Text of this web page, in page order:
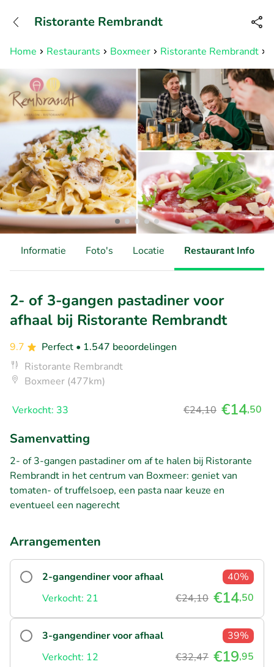
Bereikbaar tot 23:00 uur
Home Restaurants Boxmeer Ristorante Rembrandt
Ristorante Rembrandt
Informatie Foto's Locatie Restaurant Info
2- of 3-gangen pastadiner voor
afhaal bij Ristorante Rembrandt
9.7 Perfect • 1.547 beoordelingen
Ristorante Rembrandt
Boxmeer (477km)
Verkocht: 33 €24,10 €14,50
Samenvatting
2- of 3-gangen pastadiner om af te halen bij Ristorante
Rembrandt in het centrum van Boxmeer: geniet van
tomaten- of truffelsoep, een pasta naar keuze en
eventueel een nagerecht
Arrangementen
2-gangendiner voor afhaal
40%
Verkocht: 21
€24,10 €14,50
3-gangendiner voor afhaal
39%
Verkocht: 12
€32,47 €19,95